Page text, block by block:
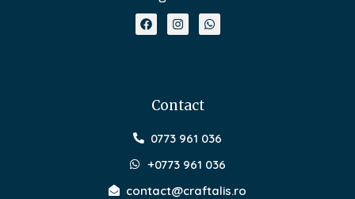
Contact
0773 961 036
+0773 961 036
contact@craftalis.ro